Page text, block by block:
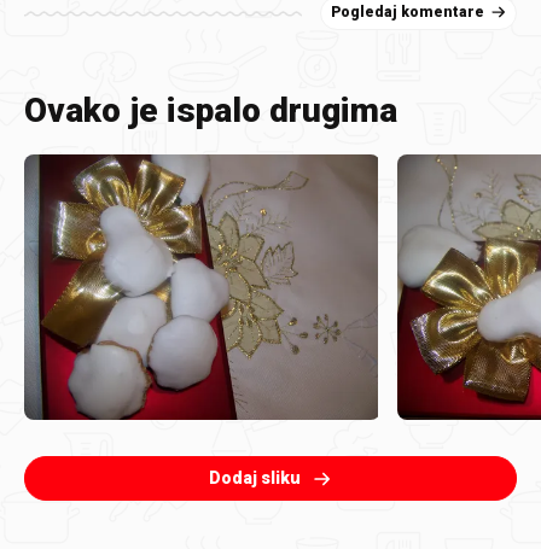
Pogledaj komentare
Ovako je ispalo drugima
Dodaj sliku